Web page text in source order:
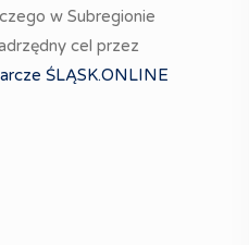
w Subregionie
cel przez
ŚLĄSK.ONLINE